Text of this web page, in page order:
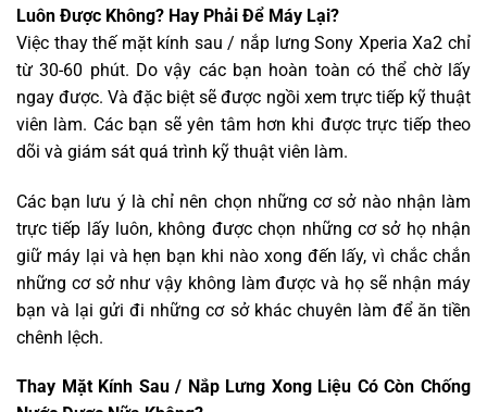
Luôn Được Không? Hay Phải Để Máy Lại?
Việc thay thế mặt kính sau / nắp lưng Sony Xperia Xa2 chỉ
từ 30-60 phút. Do vậy các bạn hoàn toàn có thể chờ lấy
ngay được. Và đặc biệt sẽ được ngồi xem trực tiếp kỹ thuật
viên làm. Các bạn sẽ yên tâm hơn khi được trực tiếp theo
dõi và giám sát quá trình kỹ thuật viên làm.
Các bạn lưu ý là chỉ nên chọn những cơ sở nào nhận làm
trực tiếp lấy luôn, không được chọn những cơ sở họ nhận
giữ máy lại và hẹn bạn khi nào xong đến lấy, vì chắc chắn
những cơ sở như vậy không làm được và họ sẽ nhận máy
bạn và lại gửi đi những cơ sở khác chuyên làm để ăn tiền
chênh lệch.
Thay Mặt Kính Sau / Nắp Lưng Xong Liệu Có Còn Chống